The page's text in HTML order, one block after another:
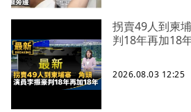
拐賣49人到柬
判18年再加18
2026.08.03 12:25